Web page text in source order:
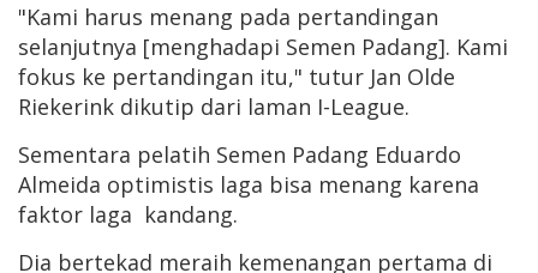
"Kami harus menang pada pertandingan
selanjutnya [menghadapi Semen Padang]. Kami
fokus ke pertandingan itu," tutur Jan Olde
Riekerink dikutip dari laman I-League.
Sementara pelatih Semen Padang Eduardo
Almeida optimistis laga bisa menang karena
faktor laga kandang.
Dia bertekad meraih kemenangan pertama di